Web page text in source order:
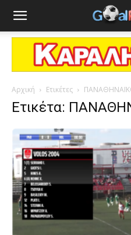
Αρχική Ετικέτες
Ετικέτα: